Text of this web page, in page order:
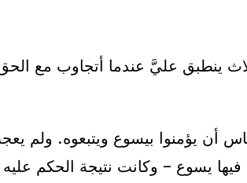
ينطبق عليَّ عندما أتجاوب مع
أن يؤمنوا بيسوع ويتبعوه. ولم
يسوع – وكانت نتيجة الحكم